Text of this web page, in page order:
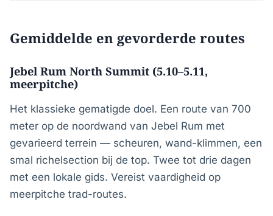
Gemiddelde en gevorderde routes
Jebel Rum North Summit (5.10–5.11,
meerpitche)
Het klassieke gematigde doel. Een route van 700
meter op de noordwand van Jebel Rum met
gevarieerd terrein — scheuren, wand-klimmen, een
smal richelsection bij de top. Twee tot drie dagen
met een lokale gids. Vereist vaardigheid op
meerpitche trad-routes.